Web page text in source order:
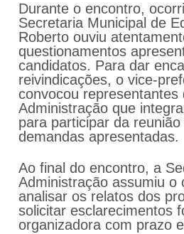
Durante o encontro,
Secretaria Municipal de
Roberto ouviu
questionamentos
candidatos. Para dar
reivindicações, o vice-
convocou representantes
Administração que
para participar da
demandas apresentadas.
Ao final do encontro, a
Administração assumiu o
analisar os relatos dos
solicitar esclarecimentos
organizadora com prazo